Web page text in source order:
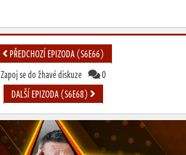
PŘEDCHOZÍ EPIZODA (S6E66)
Zapoj se do žhavé diskuze
0
DALŠÍ EPIZODA (S6E68)